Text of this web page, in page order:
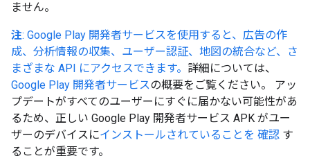
ません。
注: Google Play 開発者サービスを使用すると、広告の作
成、分析情報の収集、ユーザー認証、地図の統合など、さ
まざまな API にアクセスできます。 詳細については、
Google Play 開発者サービスの概要をご覧ください。 アッ
プデートがすべてのユーザーにすぐに届かない可能性があ
るため、正しい Google Play 開発者サービス APK がユー
ザーのデバイスにインストールされていることを 確認 す
ることが重要です。